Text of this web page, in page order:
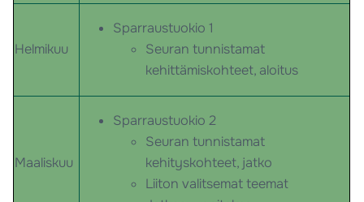
Helmikuu
Sparraustuokio 1
Seuran tunnistamat
kehittämiskohteet, aloitus
Maaliskuu
Sparraustuokio 2
Seuran tunnistamat
kehityskohteet, jatko
Liiton valitsemat teemat